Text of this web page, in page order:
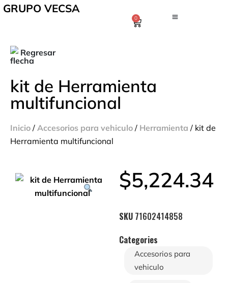
GRUPO VECSA
0
Regresar
kit de Herramienta
multifuncional
Inicio / Accesorios para vehiculo / Herramienta / kit de
Herramienta multifuncional
$5,224.34
SKU 71602414858
Categories
Accesorios para
vehiculo